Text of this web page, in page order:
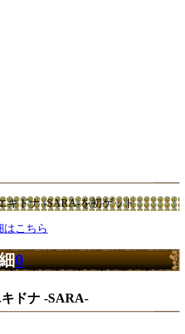
キドナ -SARA-を初ゲット
はこちら
0
ドナ -SARA-